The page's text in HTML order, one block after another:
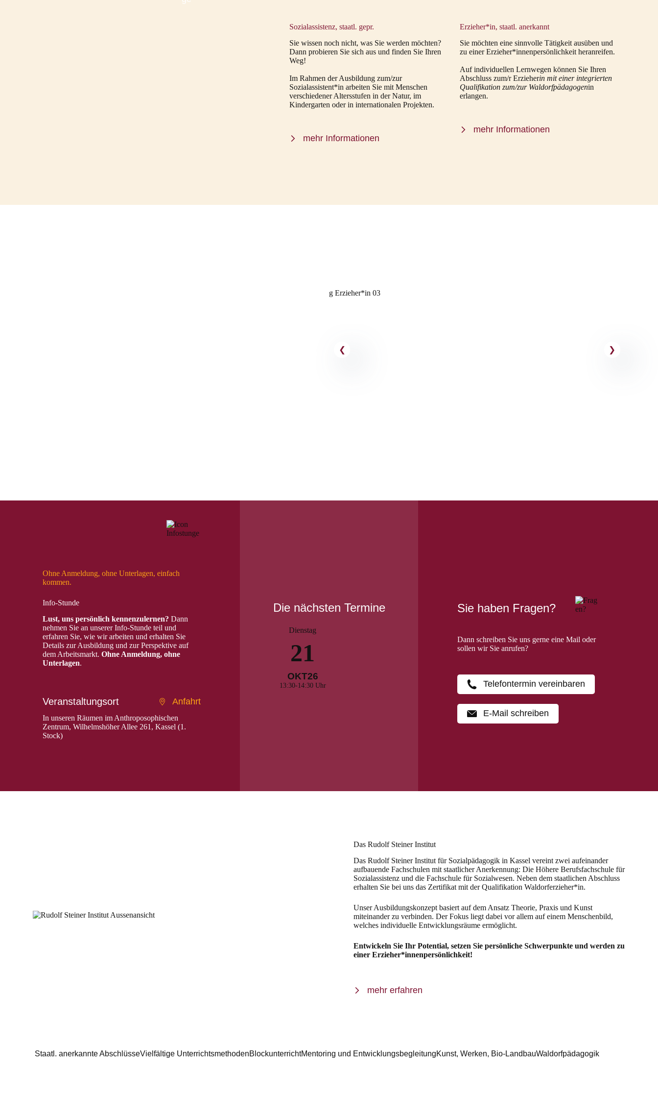
Sozialassistenz, staatl. gepr.
Sie wissen noch nicht, was Sie werden möchten?
Dann probieren Sie sich aus und finden Sie Ihren
Weg!
Im Rahmen der Ausbildung zum/zur
Sozialassistent*in arbeiten Sie mit Menschen
verschiedener Altersstufen in der Natur, im
Kindergarten oder in internationalen Projekten.
mehr Informationen
Erzieher*in, staatl. anerkannt
Sie möchten eine sinnvolle Tätigkeit ausüben und
zu einer Erzieher*innenpersönlichkeit heranreifen.
Auf individuellen Lernwegen können Sie Ihren
Abschluss zum/r Erzieherin mit einer integrierten
Qualifikation zum/zur Waldorfpädagogenin
erlangen.
mehr Informationen
Ohne Anmeldung, ohne Unterlagen, einfach
kommen.
Info-Stunde
Lust, uns persönlich kennenzulernen? Dann
nehmen Sie an unserer Info-Stunde teil und
erfahren Sie, wie wir arbeiten und erhalten Sie
Details zur Ausbildung und zur Perspektive auf
dem Arbeitsmarkt.Ohne Anmeldung, ohne
Unterlagen.
Veranstaltungsort Anfahrt
In unseren Räumen im Anthroposophischen
Zentrum, Wilhelmshöher Allee 261, Kassel (1.
Stock)
Die nächsten Termine
Dienstag
21
OKT26
13:30-14:30 Uhr
Sie haben Fragen?
Dann schreiben Sie uns gerne eine Mail oder
sollen wir Sie anrufen?
Telefontermin vereinbaren
E-Mail schreiben
Das Rudolf Steiner Institut
Das Rudolf Steiner Institut für Sozialpädagogik in Kassel vereint zwei aufeinander
aufbauende Fachschulen mit staatlicher Anerkennung: Die Höhere Berufsfachschule für
Sozialassistenz und die Fachschule für Sozialwesen. Neben dem staatlichen Abschluss
erhalten Sie bei uns das Zertifikat mit der Qualifikation Waldorferzieher*in.
Unser Ausbildungskonzept basiert auf dem Ansatz Theorie, Praxis und Kunst
miteinander zu verbinden. Der Fokus liegt dabei vor allem auf einem Menschenbild,
welches individuelle Entwicklungsräume ermöglicht.
Entwickeln Sie Ihr Potential, setzen Sie persönliche Schwerpunkte und werden zu
einer Erzieher*innenpersönlichkeit!
mehr erfahren
Staatl. anerkannte AbschlüsseVielfältige UnterrichtsmethodenBlockunterrichtMentoring und EntwicklungsbegleitungKunst, Werken, Bio-LandbauWaldorfpädagogik